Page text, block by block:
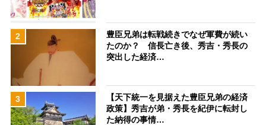
2
豊臣兄弟は転戦続きでなぜ軍費が続い
たのか？ 信長亡き後、秀吉・秀長の
突出した経済…
3
【天下統一を見据えた豊臣兄弟の経済
政策】秀吉が弟・秀長を紀伊に転封し
た納得の事情…